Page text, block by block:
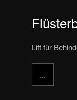
Lift für
...